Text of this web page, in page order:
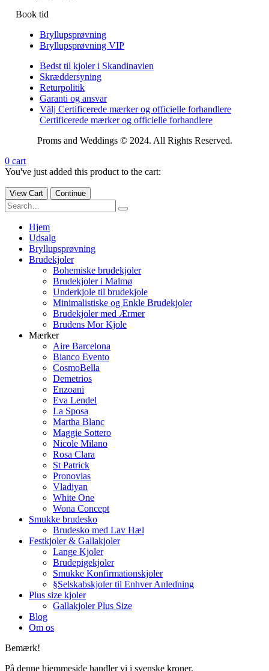
Book tid
Bryllupsprøvning
Bryllupsprøvning VIP
Bedst til kjoler i Skandinavien
Skræddersyning
Returpolitik
Garanti og ansvar
Välj Certificerede mærker og officielle forhandlere
Certificerede mærker og officielle forhandlere
Proms and Weddings © 2024. All Rights Reserved.
0 cart
You've just added this product to the cart:
View Cart Continue
Hjem
Udsalg
Bryllupsprøvning
Brudekjoler
Bohemiske brudekjoler
Brudekjoler i Malmø
Underkjole til brudekjole
Minimalistiske og Enkle Brudekjoler
Brudekjoler med Ærmer
Brudens Mor Kjole
Mærker
Aire Barcelona
Bianco Evento
CosmoBella
Demetrios
Enzoani
Eva Lendel
La Sposa
Martha Blanc
Maggie Sottero
Nicole Milano
Rosa Clara
St Patrick
Pronovias
Vladiyan
White One
Wona Concept
Smukke brudesko
Brudesko med Lav Hæl
Festkjoler & Gallakjoler
Lange Kjoler
Brudepigekjoler
Smukke Konfirmationskjoler
§Selskabskjoler til Enhver Anledning
Plus size kjoler
Gallakjoler Plus Size
Blog
Om os
Bemærk!
På denne hjemmeside handler vi i svenske kroner.